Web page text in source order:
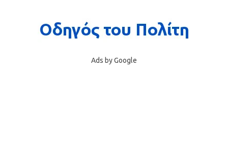
Ads by Google